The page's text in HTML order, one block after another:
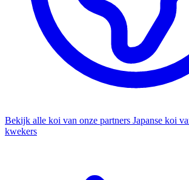
Bekijk alle koi van onze partners Japanse koi
kwekers